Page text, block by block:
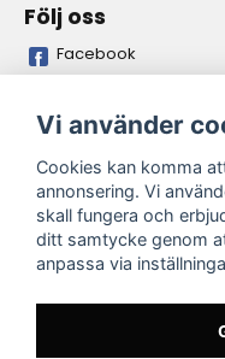
Följ oss
Facebook
Bankgiro
5837-9371
Öppettider butik
Oregelbundet. Önskas
personligt besök.
önskad tidpunkt så vi kan
garantera personal på
Vi använder
Cookies kan komma
annonsering. Vi
skall fungera och
ditt samtycke genom
anpassa via